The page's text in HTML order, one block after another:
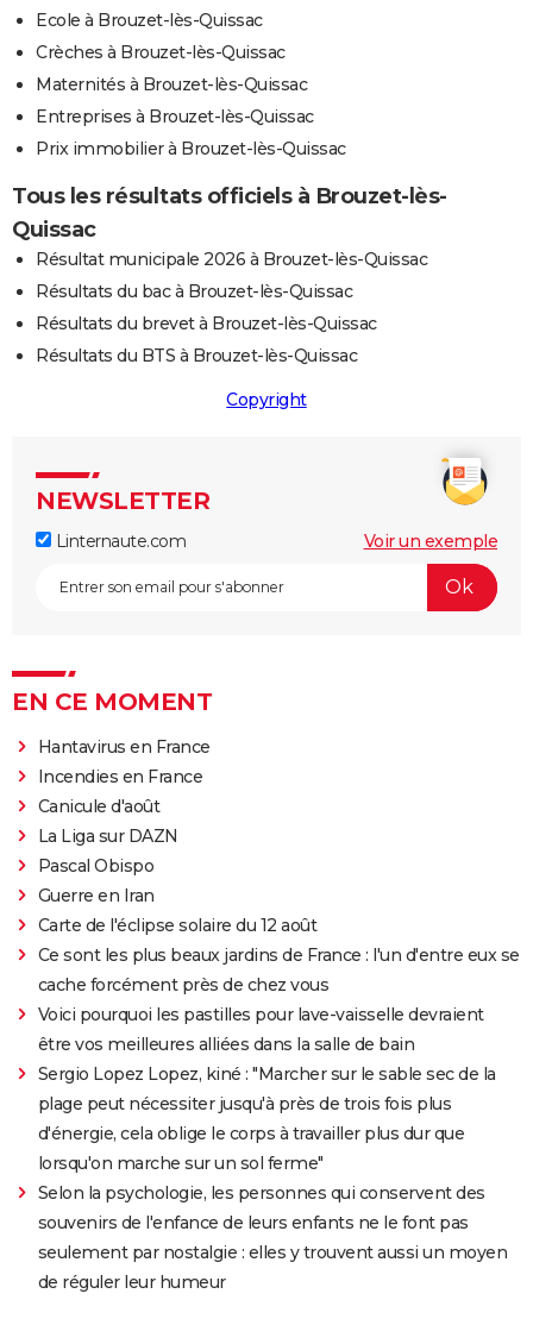
Ecole à Brouzet-lès-Quissac
Crèches à Brouzet-lès-Quissac
Maternités à Brouzet-lès-Quissac
Entreprises à Brouzet-lès-Quissac
Prix immobilier à Brouzet-lès-Quissac
Tous les résultats officiels à Brouzet-lès-
Quissac
Résultat municipale 2026 à Brouzet-lès-Quissac
Résultats du bac à Brouzet-lès-Quissac
Résultats du brevet à Brouzet-lès-Quissac
Résultats du BTS à Brouzet-lès-Quissac
Copyright
NEWSLETTER
Linternaute.com Voir un exemple
EN CE MOMENT
Hantavirus en France
Incendies en France
Canicule d'août
La Liga sur DAZN
Pascal Obispo
Guerre en Iran
Carte de l'éclipse solaire du 12 août
Ce sont les plus beaux jardins de France : l'un d'entre eux se
cache forcément près de chez vous
Voici pourquoi les pastilles pour lave-vaisselle devraient
être vos meilleures alliées dans la salle de bain
Sergio Lopez Lopez, kiné : "Marcher sur le sable sec de la
plage peut nécessiter jusqu'à près de trois fois plus
d'énergie, cela oblige le corps à travailler plus dur que
lorsqu'on marche sur un sol ferme"
Selon la psychologie, les personnes qui conservent des
souvenirs de l'enfance de leurs enfants ne le font pas
seulement par nostalgie : elles y trouvent aussi un moyen
de réguler leur humeur